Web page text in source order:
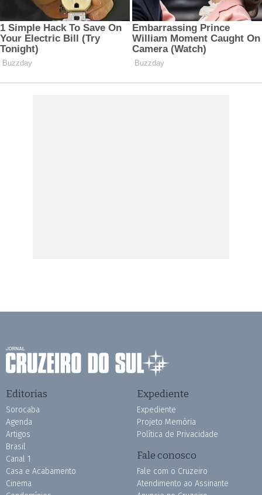
Editorias
Sorocaba
Agenda
Artigos
Brasil
Canal 1
Casa e Acabamento
Cinema
Expediente
Expediente
Projeto Memória
Política de Privacidade
Fale conosco
Fale com o Cruzeiro
Atendimento ao Assinante